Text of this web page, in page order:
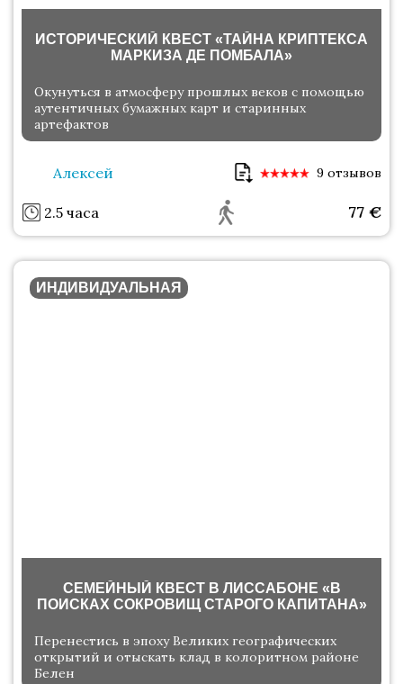
ИСТОРИЧЕСКИЙ КВЕСТ «ТАЙНА КРИПТЕКСА
МАРКИЗА ДЕ ПОМБАЛА»
Окунуться в атмосферу прошлых веков с помощью
аутентичных бумажных карт и старинных
артефактов
Алексей 9 отзывов
2.5 часа 77 €
ИНДИВИДУАЛЬНАЯ
СЕМЕЙНЫЙ КВЕСТ В ЛИССАБОНЕ «В
ПОИСКАХ СОКРОВИЩ СТАРОГО КАПИТАНА»
Перенестись в эпоху Великих географических
открытий и отыскать клад в колоритном районе
Белен